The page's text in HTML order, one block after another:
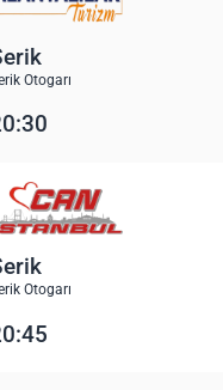
Otogarı
Otogarı